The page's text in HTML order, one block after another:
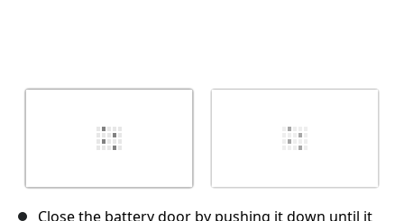
Close the battery door by pushing it down until it